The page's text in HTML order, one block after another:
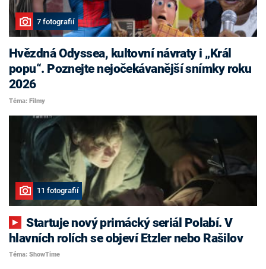
7 fotografií
Hvězdná Odyssea, kultovní návraty i „Král
popu“. Poznejte nejočekávanější snímky roku
2026
Téma: Filmy
11 fotografií
Startuje nový primácký seriál Polabí. V
hlavních rolích se objeví Etzler nebo Rašilov
Téma: ShowTime